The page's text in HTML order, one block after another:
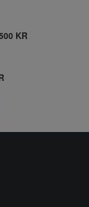
KR